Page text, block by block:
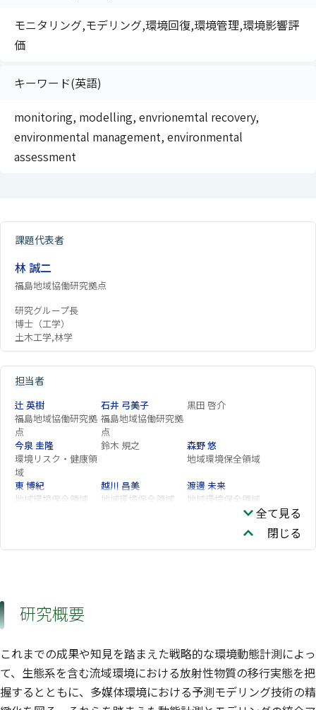
モニタリング,モデリング,環境回復,環境管理,環境影響評
価
キーワード(英語)
monitoring, modelling, envrionemtal recovery,
environmental management, environmental
assessment
課題代表者
林 誠二
福島地域協働研究拠点
研究グループ長
博士（工学）
土木工学,林学
担当者
辻 英樹
福島地域協働研究拠
点
石井 弓美子
福島地域協働研究拠
点
黒田 啓介
今泉 圭隆
環境リスク・健康領
域
鈴木 規之
森野 悠
地域環境保全領域
東 博紀
地域環境保全領域
越川 昌美
地域環境保全領域
渡邊 未来
地域環境保全領域
全て見る
閉じる
研究概要
これまでの成果や知見を踏まえた戦略的な環境動態計測によっ
て、生態系を含む流域環境における放射性物質の移行実態を把
握するとともに、多媒体環境における予測モデリング技術の精